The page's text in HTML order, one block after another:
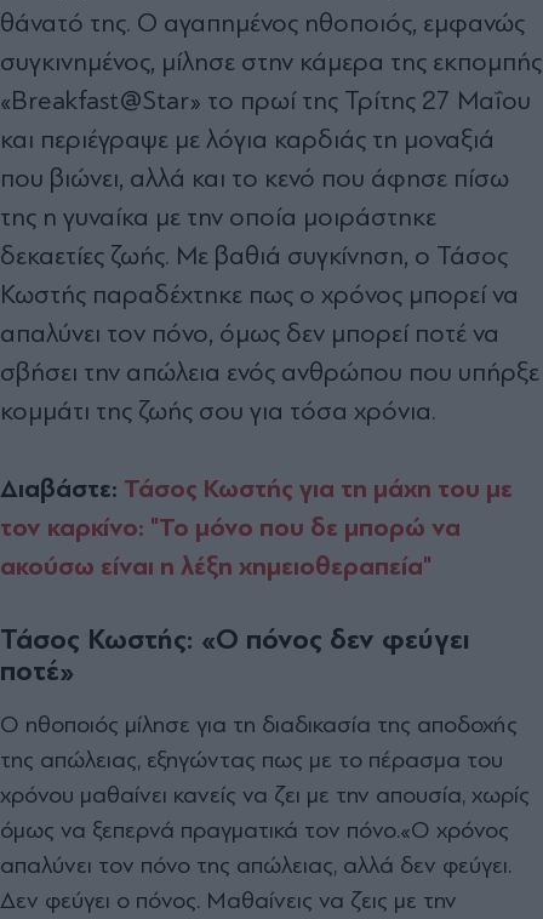
θάνατό της. Ο αγαπημένος ηθοποιός, εμφανώς
συγκινημένος, μίλησε στην κάμερα της εκπομπής
«Breakfast@Star» το πρωί της Τρίτης 27 Μαΐου
και περιέγραψε με λόγια καρδιάς τη μοναξιά
που βιώνει, αλλά και το κενό που άφησε πίσω
της η γυναίκα με την οποία μοιράστηκε
δεκαετίες ζωής. Με βαθιά συγκίνηση, ο Τάσος
Κωστής παραδέχτηκε πως ο χρόνος μπορεί να
απαλύνει τον πόνο, όμως δεν μπορεί ποτέ να
σβήσει την απώλεια ενός ανθρώπου που υπήρξε
κομμάτι της ζωής σου για τόσα χρόνια.
Διαβάστε: Τάσος Κωστής για τη μάχη του με
τον καρκίνο: "Το μόνο που δε μπορώ να
ακούσω είναι η λέξη χημειοθεραπεία"
Τάσος Κωστής: «Ο πόνος δεν φεύγει
ποτέ»
Ο ηθοποιός μίλησε για τη διαδικασία της αποδοχής
της απώλειας, εξηγώντας πως με το πέρασμα του
χρόνου μαθαίνει κανείς να ζει με την απουσία, χωρίς
όμως να ξεπερνά πραγματικά τον πόνο.«Ο χρόνος
απαλύνει τον πόνο της απώλειας, αλλά δεν φεύγει.
Δεν φεύγει ο πόνος. Μαθαίνεις να ζεις με την